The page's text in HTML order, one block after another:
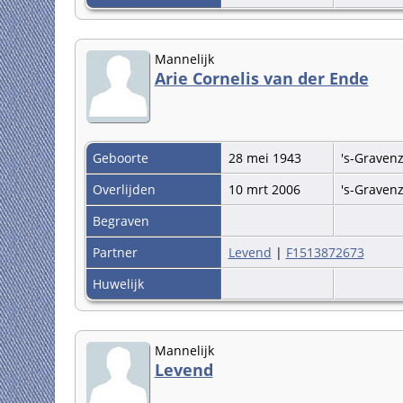
Mannelijk
Arie Cornelis van der Ende
Geboorte 28 mei 1943
's-
Overlijden
10 mrt 2006
's-
Begraven
Partner
Levend | F1513872673
Huwelijk
Mannelijk
Levend